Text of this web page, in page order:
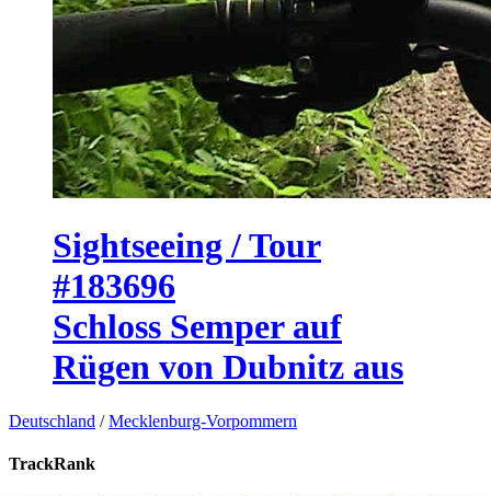
Sightseeing / Tour
#183696
Schloss Semper auf
Rügen von Dubnitz aus
Deutschland /Mecklenburg-Vorpommern
TrackRank